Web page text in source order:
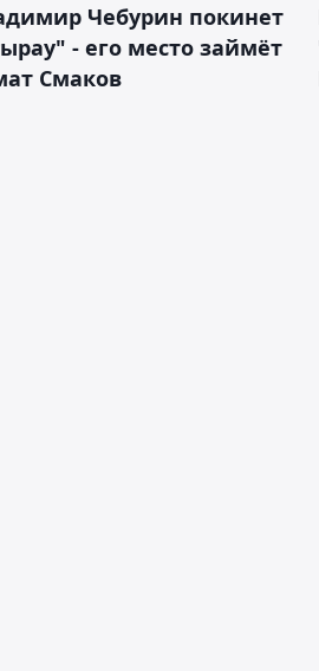
Чебурин покинет
- его место займёт
Смаков